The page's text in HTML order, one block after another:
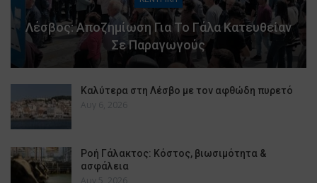
Λέσβος: Αποζημίωση Για Το Γάλα Κατευθείαν
Σε Παραγωγούς
Καλύτερα στη Λέσβο με τον αφθώδη πυρετό
Αυγ 6, 2026
Ροή Γάλακτος: Κόστος, βιωσιμότητα &
ασφάλεια
Αυγ 5, 2026